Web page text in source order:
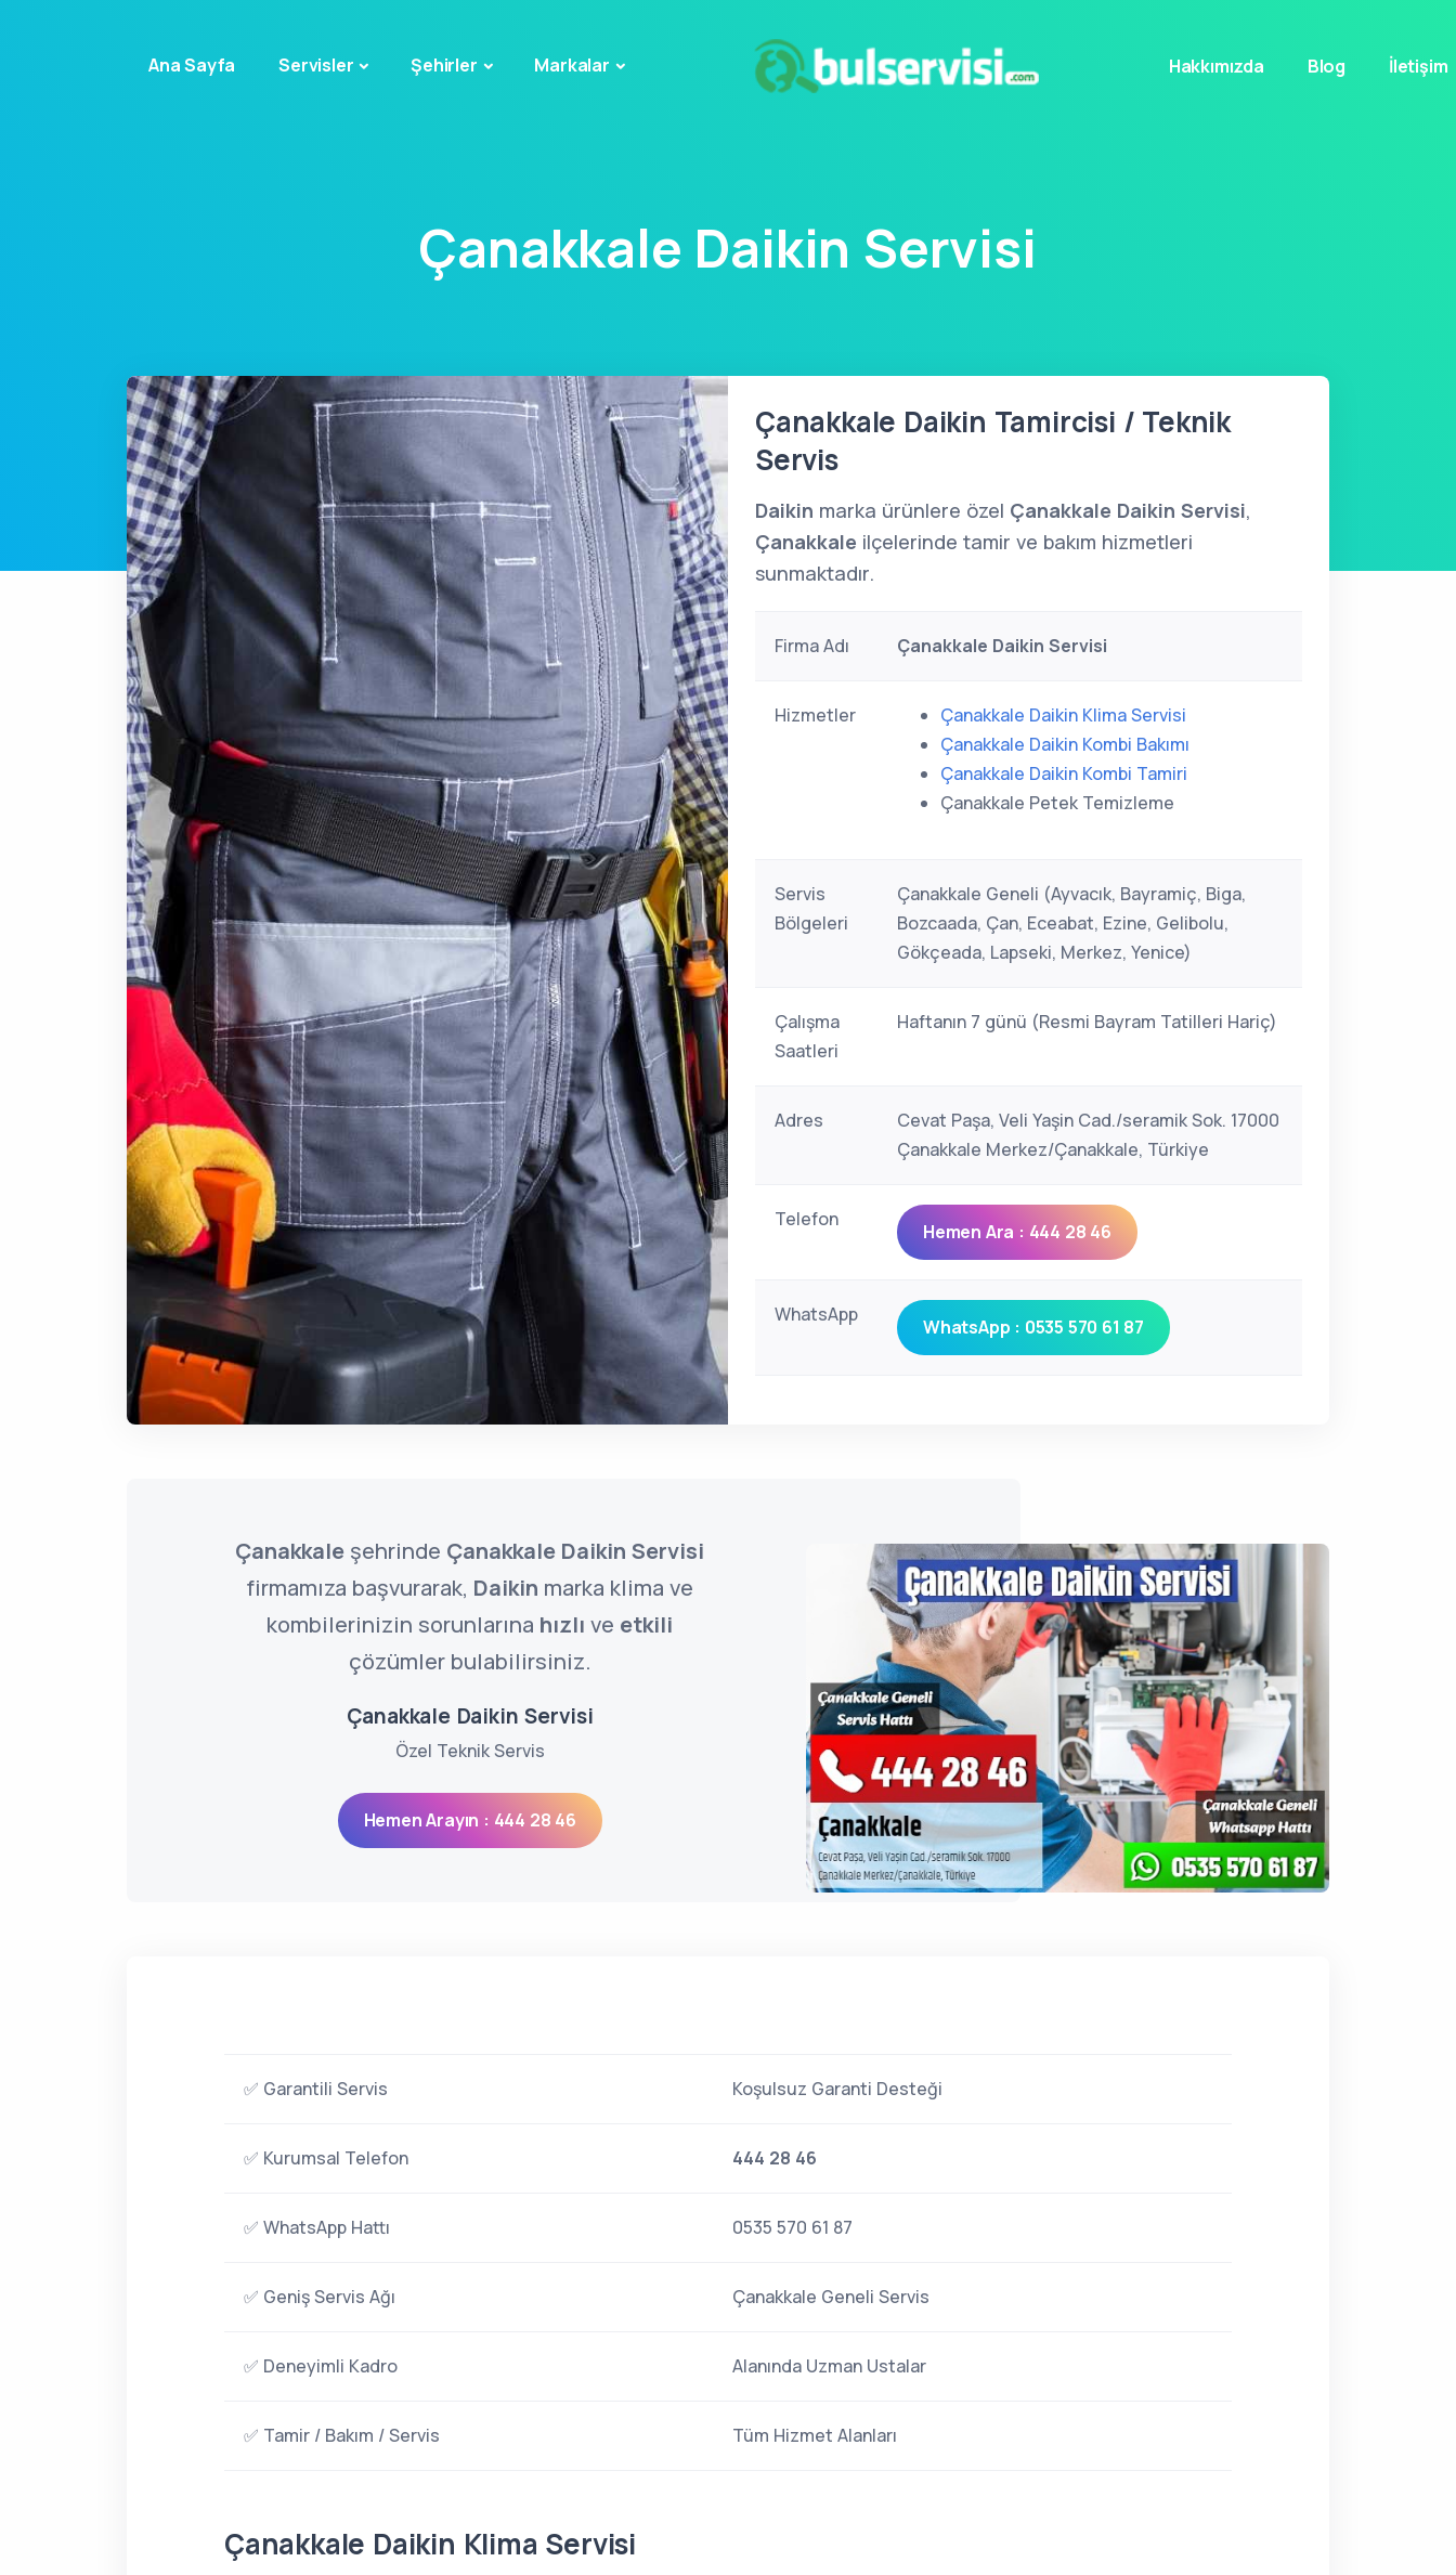
Ana Sayfa Servisler Şehirler Markalar Hakkımızda Blog İletişim
Çanakkale Daikin Servisi
Çanakkale Daikin Tamircisi / Teknik
Servis
Daikin marka ürünlere özel Çanakkale Daikin Servisi,
Çanakkale ilçelerinde tamir ve bakım hizmetleri
sunmaktadır.
Firma Adı Çanakkale Daikin Servisi
Hizmetler
Çanakkale Daikin Klima Servisi
Çanakkale Daikin Kombi Bakımı
Çanakkale Daikin Kombi Tamiri
Çanakkale Petek Temizleme
Servis
Bölgeleri
Çanakkale Geneli (Ayvacık, Bayramiç, Biga,
Bozcaada, Çan, Eceabat, Ezine, Gelibolu,
Gökçeada, Lapseki, Merkez, Yenice)
Çalışma
Saatleri
Haftanın 7 günü (Resmi Bayram Tatilleri Hariç)
Adres
Cevat Paşa, Veli Yaşin Cad./seramik Sok. 17000
Çanakkale Merkez/Çanakkale, Türkiye
Telefon
Hemen Ara : 444 28 46
WhatsApp
WhatsApp : 0535 570 61 87
Çanakkale şehrinde Çanakkale Daikin Servisi
firmamıza başvurarak, Daikin marka klima ve
kombilerinizin sorunlarına hızlı ve etkili
çözümler bulabilirsiniz.
Çanakkale Daikin Servisi
Özel Teknik Servis
Hemen Arayın : 444 28 46
✅ Garantili Servis Koşulsuz Garanti Desteği
✅ Kurumsal Telefon 444 28 46
✅ WhatsApp Hattı 0535 570 61 87
✅ Geniş Servis Ağı Çanakkale Geneli Servis
✅ Deneyimli Kadro Alanında Uzman Ustalar
✅ Tamir / Bakım / Servis Tüm Hizmet Alanları
Çanakkale Daikin Klima Servisi